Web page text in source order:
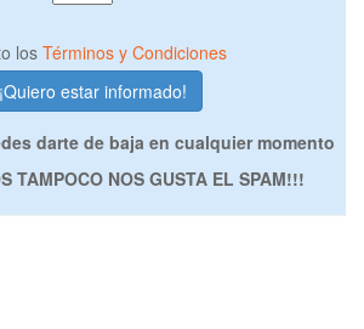
los Términos y Condiciones
darte de baja en cualquier momento
TAMPOCO NOS GUSTA EL SPAM!!!